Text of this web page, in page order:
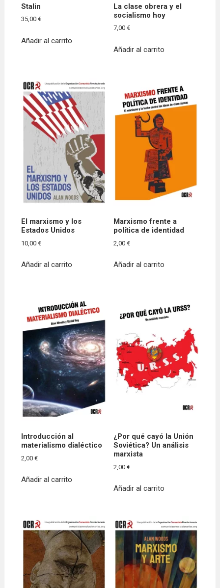
Stalin
35,00€
Añadir al carrito
La clase obrera y el
socialismo hoy
7,00€
Añadir al carrito
El marxismo y los
Estados Unidos
10,00€
Añadir al carrito
Marxismo frente a
política de identidad
2,00€
Añadir al carrito
Introducción al
materialismo dialéctico
2,00€
Añadir al carrito
¿Por qué cayó la Unión
Soviética? Un análisis
marxista
2,00€
Añadir al carrito